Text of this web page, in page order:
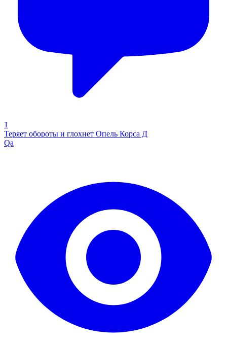
1
Теряет обороты и глохнет Опель Корса Д
Qa